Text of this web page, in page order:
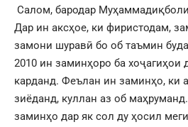
Салом, бародар
Дар ин аксҳое, ки фиристодам,
замони шуравӣ бо об таъмин
2010 ин заминҳоро ба хоҷагиҳои
карданд. Феълан ин заминҳо, ки
зиёданд, куллан аз об
заминҳо дар як сол ду ҳосил